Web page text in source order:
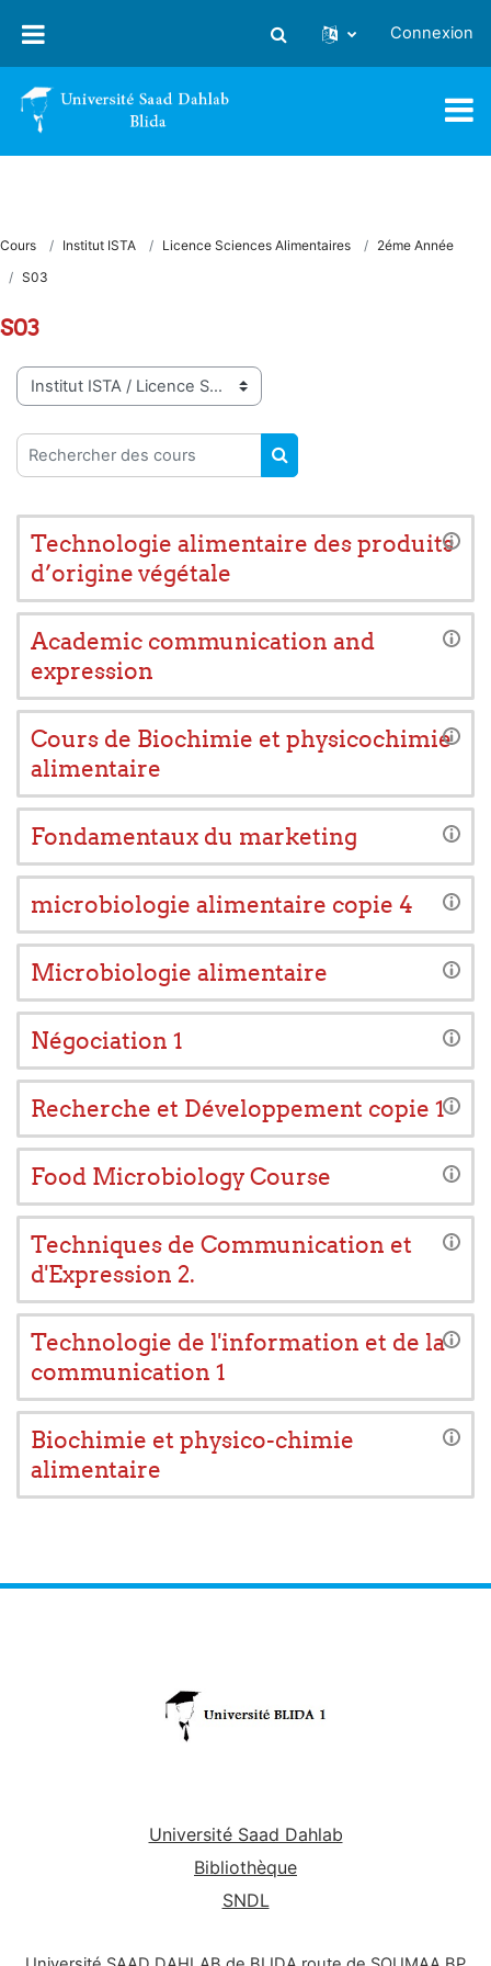
Activer/désactiver la saisie
Connexion
Cours Institut ISTA Licence Sciences Alimentaires
2éme Année
S03
S03
Catégories de cours
Rechercher des cours
RECHERCHER DES
Technologie alimentaire des produits
d’origine végétale
Academic communication and
expression
Cours de Biochimie et physicochimie
alimentaire
Fondamentaux du marketing
microbiologie alimentaire copie 4
Microbiologie alimentaire
Négociation 1
Recherche et Développement copie 1
Food Microbiology Course
Techniques de Communication et
d'Expression 2.
Technologie de l'information et de la
communication 1
Biochimie et physico-chimie
alimentaire
Université Saad Dahlab
Bibliothèque
SNDL